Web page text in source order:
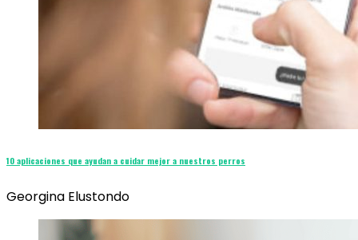
10 aplicaciones que ayudan a cuidar mejor a nuestros perros
Georgina Elustondo